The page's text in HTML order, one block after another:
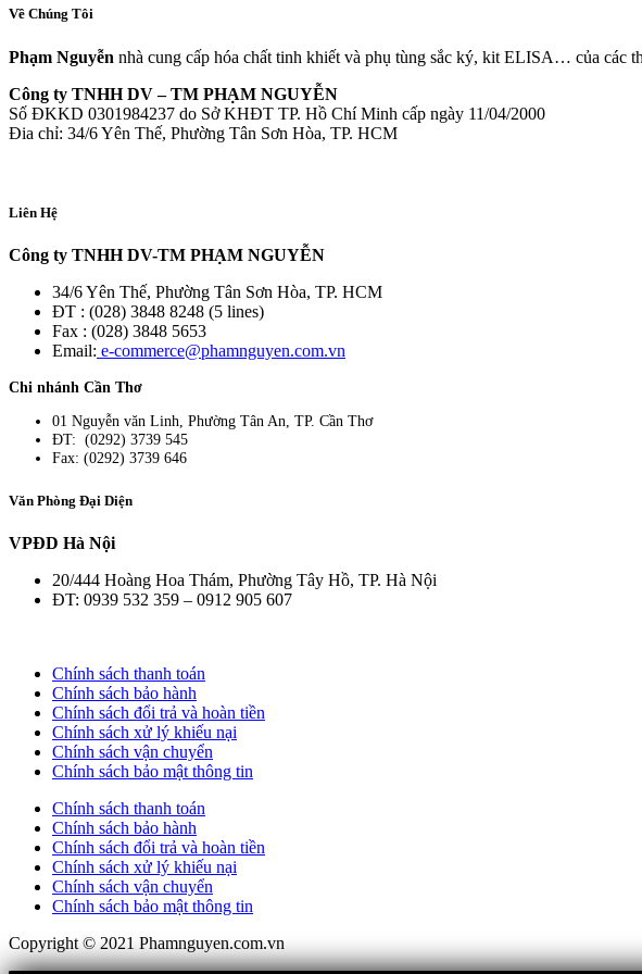
Về Chúng Tôi
Phạm Nguyễn nhà cung cấp hóa chất tinh khiết và phụ tùng sắc ký, kit ELISA… của các
Công ty TNHH DV – TM PHẠM NGUYỄN
Số ĐKKD 0301984237 do Sở KHĐT TP. Hồ Chí Minh cấp ngày 11/04/2000
Đia chỉ: 34/6 Yên Thế, Phường Tân Sơn Hòa, TP. HCM
Liên Hệ
Công ty TNHH DV-TM PHẠM NGUYỄN
34/6 Yên Thế, Phường Tân Sơn Hòa, TP. HCM
ĐT : (028) 3848 8248 (5 lines)
Fax : (028) 3848 5653
Email: e-commerce@phamnguyen.com.vn
Chi nhánh Cần Thơ
01 Nguyễn văn Linh, Phường Tân An, TP. Cần Thơ
ĐT: (0292) 3739 545
Fax: (0292) 3739 646
Văn Phòng Đại Diện
VPĐD Hà Nội
20/444 Hoàng Hoa Thám, Phường Tây Hồ, TP. Hà Nội
ĐT: 0939 532 359 – 0912 905 607
Chính sách thanh toán
Chính sách bảo hành
Chính sách đổi trả và hoàn tiền
Chính sách xử lý khiếu nại
Chính sách vận chuyển
Chính sách bảo mật thông tin
Chính sách thanh toán
Chính sách bảo hành
Chính sách đổi trả và hoàn tiền
Chính sách xử lý khiếu nại
Chính sách vận chuyển
Chính sách bảo mật thông tin
Copyright © 2021 Phamnguyen.com.vn